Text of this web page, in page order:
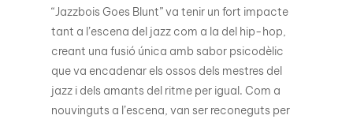
“Jazzbois Goes Blunt” va tenir un fort impacte
tant a l’escena del jazz com a la del hip-hop,
creant una fusió única amb sabor psicodèlic
que va encadenar els ossos dels mestres del
jazz i dels amants del ritme per igual. Com a
nouvinguts a l’escena, van ser reconeguts per